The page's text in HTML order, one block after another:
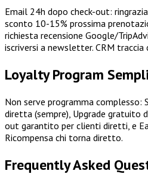
Email 24h dopo check-out:
sconto 10-15% prossima
richiesta recensione Google/
iscriversi a newsletter. CRM traccia
Loyalty Program
Non serve programma complesso:
diretta (sempre), Upgrade gratuito
out garantito per clienti diretti, e
Ricompensa chi torna diretto.
Frequently Asked